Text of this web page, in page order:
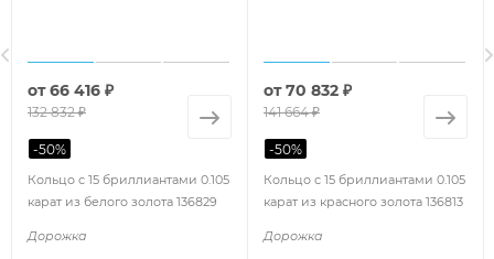
Кольцо с 15 бриллиантами 0.105
карат из белого золота 136829
Дорожка
от66 416 ₽
132 832 ₽
-50%
Кольцо с 15 бриллиантами 0.105
карат из красного золота 136813
Дорожка
от70 832 ₽
141 664 ₽
-50%